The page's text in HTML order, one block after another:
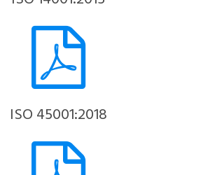
ISO 45001:2018